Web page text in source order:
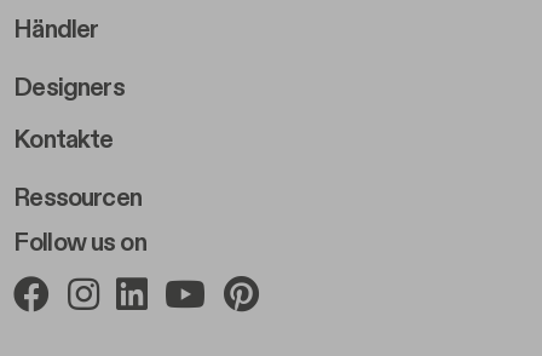
Follow us on
Händler
Designers
Footer Right 2
Kontakte
Ressourcen